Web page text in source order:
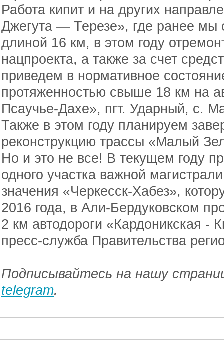
Работа кипит и на других
Джегута — Терезе», где ранее мы
длиной 16 км, в этом году
нацпроекта, а также за счет
приведем в нормативное
протяженностью свыше 18 км на
Псаучье-Дахе», пгт. Ударный, с.
Также в этом году планируем
реконструкцию трассы «Малый
Но и это не все! В текущем году
одного участка важной
значения «Черкесск-Хабез»,
2016 года, в Али-Бердуковском
2 км автодороги «Кардоникская -
пресс-служба Правительства
Подписывайтесь на нашу
telegram.